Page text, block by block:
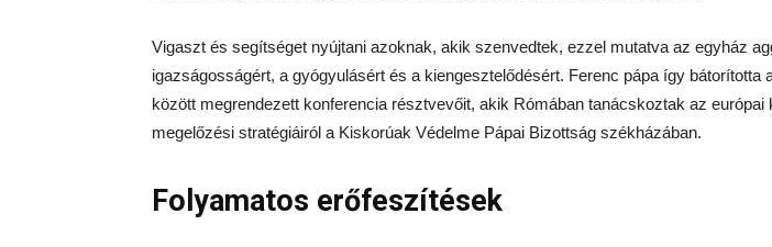
Vigaszt és segítséget nyújtani azoknak, akik szenvedtek, ezzel mutatva az egyház
igazságosságért, a gyógyulásért és a kiengesztelődésért. Ferenc pápa így bátorította
között megrendezett konferencia résztvevőit, akik Rómában tanácskoztak az európai
megelőzési stratégiáiról a Kiskorúak Védelme Pápai Bizottság székházában.
Folyamatos erőfeszítések